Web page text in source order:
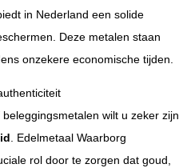
in Nederland een solide
Deze metalen staan
onzekere economische tijden.
wilt u zeker zijn
. Edelmetaal Waarborg
rol door te zorgen dat goud,